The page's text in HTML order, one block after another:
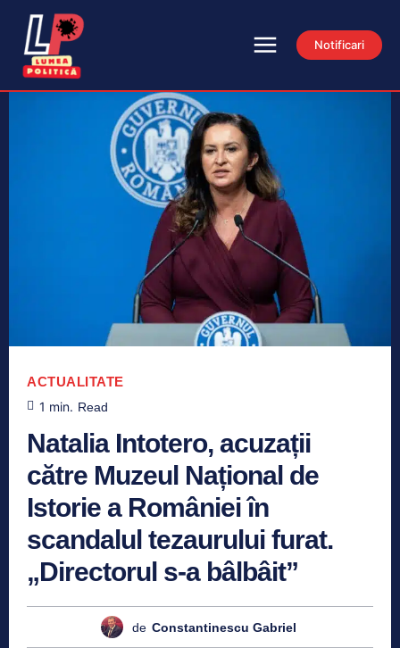
Notificari
ACTUALITATE
1 min. Read
Natalia Intotero, acuzații
către Muzeul Național de
Istorie a României în
scandalul tezaurului furat.
„Directorul s-a bâlbâit”
de Constantinescu Gabriel